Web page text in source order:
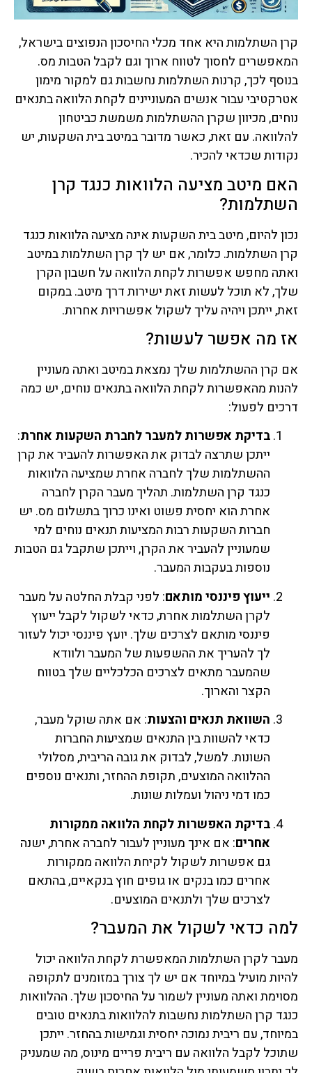
קרן השתלמות היא אחד מכלי החיסכון הנפוצים בישראל,
המאפשרים לחסוך לטווח ארוך וגם לקבל הטבות מס.
בנוסף לכך, קרנות השתלמות נחשבות גם למקור מימון
אטרקטיבי עבור אנשים המעוניינים לקחת הלוואה בתנאים
נוחים, מכיוון שקרן ההשתלמות משמשת כביטחון
להלוואה. עם זאת, כאשר מדובר במיטב בית השקעות, יש
נקודות שכדאי להכיר.
האם מיטב מציעה הלוואות כנגד קרן
השתלמות?
נכון להיום, מיטב בית השקעות אינה מציעה הלוואות כנגד
קרן השתלמות. כלומר, אם יש לך קרן השתלמות במיטב
ואתה מחפש אפשרות לקחת הלוואה על חשבון הקרן
שלך, לא תוכל לעשות זאת ישירות דרך מיטב. במקום
זאת, ייתכן ויהיה עליך לשקול אפשרויות אחרות.
אז מה אפשר לעשות?
אם קרן ההשתלמות שלך נמצאת במיטב ואתה מעוניין
להנות מהאפשרות לקחת הלוואה בתנאים נוחים, יש כמה
דרכים לפעול:
בדיקת אפשרות למעבר לחברת השקעות אחרת:
ייתכן שתרצה לבדוק את האפשרות להעביר את קרן
ההשתלמות שלך לחברה אחרת שמציעה הלוואות
כנגד קרן השתלמות. תהליך מעבר הקרן לחברה
אחרת הוא יחסית פשוט ואינו כרוך בתשלום מס. יש
חברות השקעות רבות המציעות תנאים נוחים למי
שמעוניין להעביר את הקרן, וייתכן שתקבל גם הטבות
נוספות בעקבות המעבר.
ייעוץ פיננסי מותאם: לפני קבלת החלטה על מעבר
לקרן השתלמות אחרת, כדאי לשקול לקבל ייעוץ
פיננסי מותאם לצרכים שלך. יועץ פיננסי יכול לעזור
לך להעריך את ההשפעות של המעבר ולוודא
שהמעבר מתאים לצרכים הכלכליים שלך בטווח
הקצר והארוך.
השוואת תנאים והצעות: אם אתה שוקל מעבר,
כדאי להשוות בין התנאים שמציעות החברות
השונות. למשל, לבדוק את גובה הריבית, מסלולי
ההלוואה המוצעים, תקופת ההחזר, ותנאים נוספים
כמו דמי ניהול ועמלות שונות.
בדיקת האפשרות לקחת הלוואה ממקורות
אחרים: אם אינך מעוניין לעבור לחברה אחרת, ישנה
גם אפשרות לשקול לקיחת הלוואה ממקורות
אחרים כמו בנקים או גופים חוץ בנקאיים, בהתאם
לצרכים שלך ולתנאים המוצעים.
למה כדאי לשקול את המעבר?
מעבר לקרן השתלמות המאפשרת לקחת הלוואה יכול
להיות מועיל במיוחד אם יש לך צורך במזומנים לתקופה
מסוימת ואתה מעוניין לשמור על החיסכון שלך. ההלוואות
כנגד קרן השתלמות נחשבות להלוואות בתנאים טובים
במיוחד, עם ריבית נמוכה יחסית וגמישות בהחזר. ייתכן
שתוכל לקבל הלוואה עם ריבית פריים מינוס, מה שמעניק